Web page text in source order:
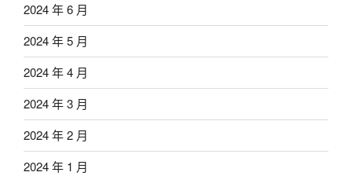
2024 年 6 月
2024 年 5 月
2024 年 4 月
2024 年 3 月
2024 年 2 月
2024 年 1 月